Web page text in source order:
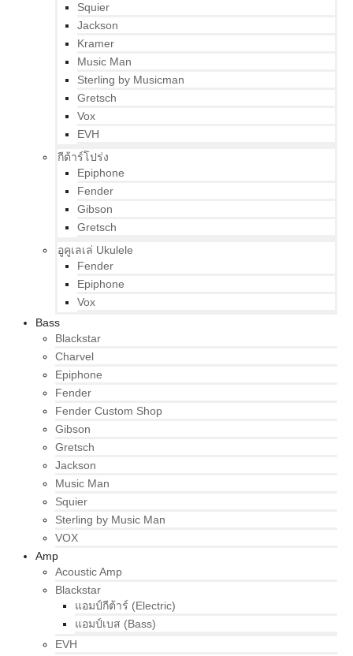
Squier
Jackson
Kramer
Music Man
Sterling by Musicman
Gretsch
Vox
EVH
กีต้าร์โปร่ง
Epiphone
Fender
Gibson
Gretsch
อูคูเลเล่ Ukulele
Fender
Epiphone
Vox
Bass
Blackstar
Charvel
Epiphone
Fender
Fender Custom Shop
Gibson
Gretsch
Jackson
Music Man
Squier
Sterling by Music Man
VOX
Amp
Acoustic Amp
Blackstar
แอมป์กีต้าร์ (Electric)
แอมป์เบส (Bass)
EVH